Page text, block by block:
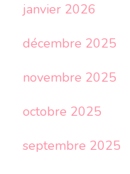
janvier 2026
décembre 2025
novembre 2025
octobre 2025
septembre 2025